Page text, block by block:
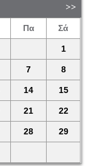
Πα Σά
1
7 8
14 15
21 22
28 29